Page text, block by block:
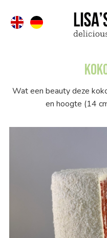
Wat een beauty deze
en hoogte (14